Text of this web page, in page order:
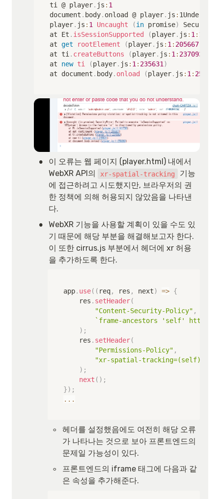
ti @ player. js : 1
document . body. onload @ player. js :
player. js : 1 Uncaught (in promise)
at Et . isSessionSupported (player. js : 1:
at get rootElement (player. js : 1: 205667
at ti. createButtons (player. js : 1: 237093
at new ti (player. js : 1: 235631)
at document . body. onload (player. js : 1: 256060
•
이 오류는 웹 페이지 (player.html) 내에서
WebXR API의
xr-spatial-tracking
기능
에 접근하려고 시도했지만, 브라우저의 권
한 정책에 의해 허용되지 않았음을 나타낸
다.
•
WebXR 기능을 사용할 계획이 있을 수도 있
기 때문에 해당 부분을 해결해보고자 한다.
이 또한 cirrus.js 부분에서 헤더에 xr 허용
을 추가하도록 한다.
app. use( ( req, res , next) => {
    res
. setHeader(
"Content-Security-Policy" ,
` frame-ancestors 'self' https://
) ;
    res
. setHeader(
"Permissions-Policy" ,
"xr-spatial-tracking=(self)"
) ;
next ( ) ;
}) ;
...
◦
헤더를 설정했음에도 여전히 해당 오류
가 나타나는 것으로 보아 프론트엔드의
문제일 가능성이 있다.
◦
프론트엔드의 iframe 태그에 다음과 같
은 속성을 추가해준다.